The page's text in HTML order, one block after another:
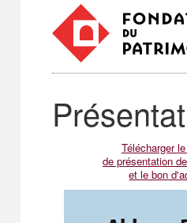
Télécharger
de présentation
et le bon